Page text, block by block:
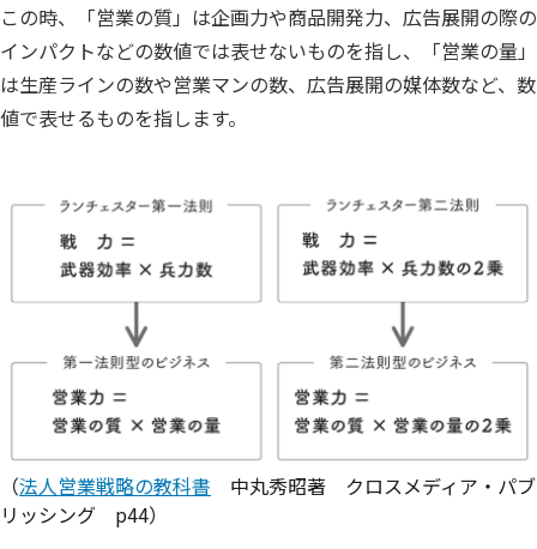
この時、「営業の質」は企画力や商品開発力、広告展開の際の
インパクトなどの数値では表せないものを指し、「営業の量」
は生産ラインの数や営業マンの数、広告展開の媒体数など、数
値で表せるものを指します。
（法人営業戦略の教科書 中丸秀昭著 クロスメディア・パブ
リッシング p44）